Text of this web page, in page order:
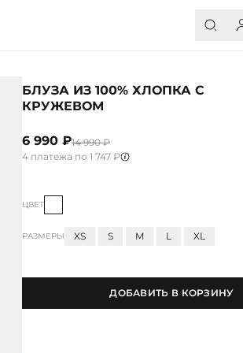
БЛУЗА ИЗ 100% ХЛОПКА С
КРУЖЕВОМ
6 990 ₽14 990 ₽
4 платежа по 1 747 ₽
ЦВЕТ
РАЗМЕРЫ XS S M L XL
ДОБАВИТЬ В КОРЗИНУ